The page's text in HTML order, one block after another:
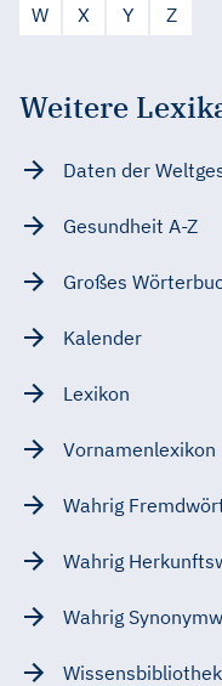
W
X Y Z
Weitere
Daten der
Gesundheit A-Z
Großes
Kalender
Lexikon
Vornamenlexikon
Wahrig
Wahrig
Wahrig
Wissensbibliothek